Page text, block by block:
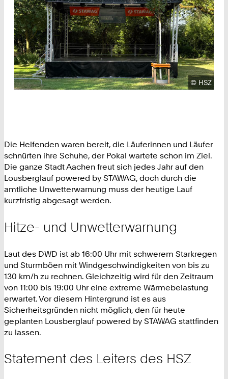
© HSZ
Die Helfenden waren bereit, die Läuferinnen und Läufer
schnürten ihre Schuhe, der Pokal wartete schon im Ziel.
Die ganze Stadt Aachen freut sich jedes Jahr auf den
Lousberglauf powered by STAWAG, doch durch die
amtliche Unwetterwarnung muss der heutige Lauf
kurzfristig abgesagt werden.
Hitze- und Unwetterwarnung
Laut des DWD ist ab 16:00 Uhr mit schwerem Starkregen
und Sturmböen mit Windgeschwindigkeiten von bis zu
130 km/h zu rechnen. Gleichzeitig wird für den Zeitraum
von 11:00 bis 19:00 Uhr eine extreme Wärmebelastung
erwartet. Vor diesem Hintergrund ist es aus
Sicherheitsgründen nicht möglich, den für heute
geplanten Lousberglauf powered by STAWAG stattfinden
zu lassen.
Statement des Leiters des HSZ